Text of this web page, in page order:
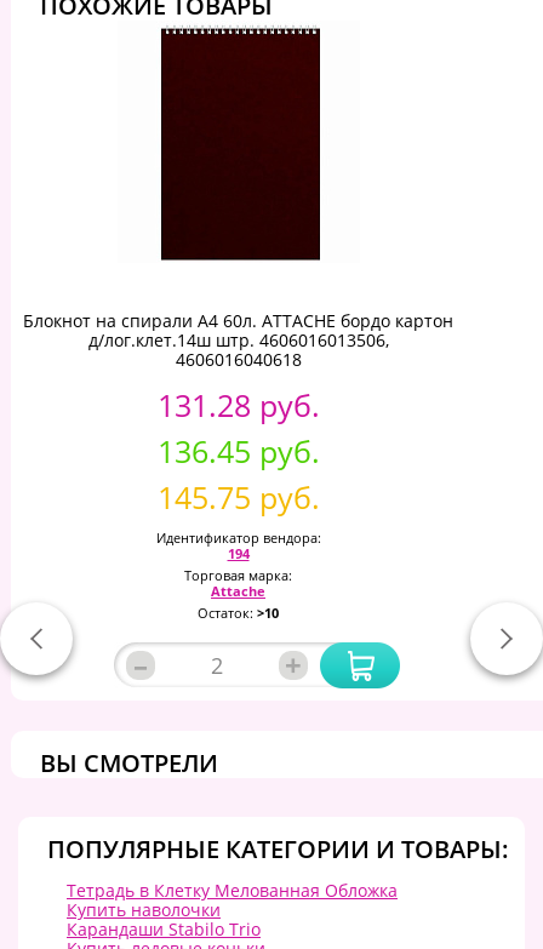
Блокнот на спирали А4 60л. ATTACHE бордо картон
д/лог.клет.14ш штр. 4606016013506,
4606016040618
131.28 руб.
136.45 руб.
145.75 руб.
Идентификатор вендора:
194
Торговая марка:
Attache
Остаток: >10
– +
ВЫ СМОТРЕЛИ
ПОПУЛЯРНЫЕ КАТЕГОРИИ И ТОВАРЫ:
Тетрадь в Клетку Мелованная Обложка
Купить наволочки
Карандаши Stabilo Trio